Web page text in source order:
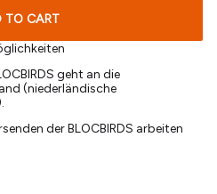
TO CART
geht an die
(niederländische
der BLOCBIRDS arbeiten